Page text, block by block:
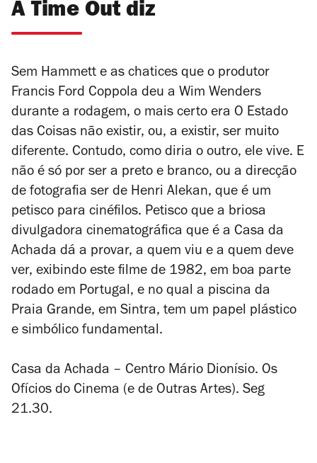
A Time Out diz
Sem Hammett e as chatices que o produtor
Francis Ford Coppola deu a Wim Wenders
durante a rodagem, o mais certo era O Estado
das Coisas não existir, ou, a existir, ser muito
diferente. Contudo, como diria o outro, ele vive. E
não é só por ser a preto e branco, ou a direcção
de fotografia ser de Henri Alekan, que é um
petisco para cinéfilos. Petisco que a briosa
divulgadora cinematográfica que é a Casa da
Achada dá a provar, a quem viu e a quem deve
ver, exibindo este filme de 1982, em boa parte
rodado em Portugal, e no qual a piscina da
Praia Grande, em Sintra, tem um papel plástico
e simbólico fundamental.
Casa da Achada – Centro Mário Dionísio. Os
Ofícios do Cinema (e de Outras Artes). Seg
21.30.